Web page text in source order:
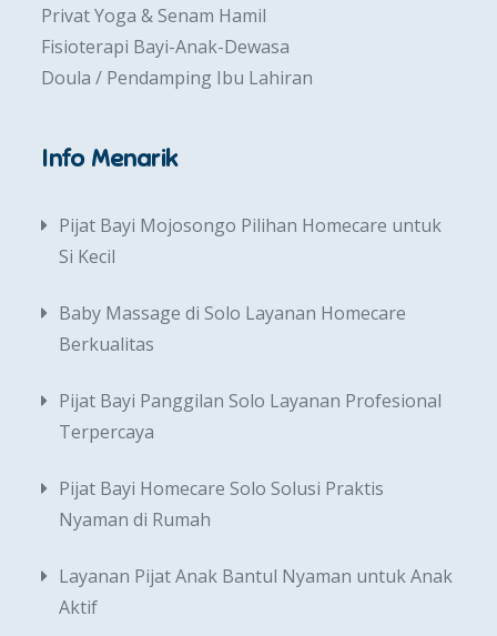
Privat Yoga & Senam Hamil
Fisioterapi Bayi-Anak-Dewasa
Doula / Pendamping Ibu Lahiran
Info Menarik
Pijat Bayi Mojosongo Pilihan Homecare untuk
Si Kecil
Baby Massage di Solo Layanan Homecare
Berkualitas
Pijat Bayi Panggilan Solo Layanan Profesional
Terpercaya
Pijat Bayi Homecare Solo Solusi Praktis
Nyaman di Rumah
Layanan Pijat Anak Bantul Nyaman untuk Anak
Aktif